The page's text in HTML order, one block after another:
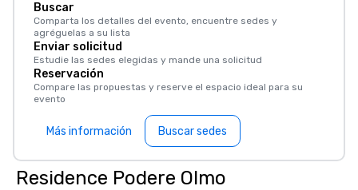
Buscar
Comparta los detalles del evento, encuentre sedes y
agréguelas a su lista
Enviar solicitud
Estudie las sedes elegidas y mande una solicitud
Reservación
Compare las propuestas y reserve el espacio ideal para su
evento
Más información Buscar sedes
Residence Podere Olmo